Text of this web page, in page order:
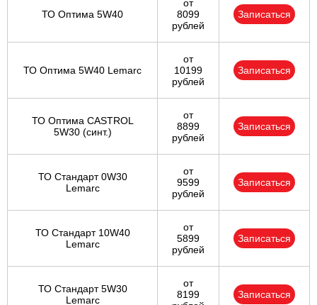
ТО Оптима 5W40
от
8099
рублей
Записаться
ТО Оптима 5W40 Lemarc
от
10199
рублей
Записаться
ТО Оптима CASTROL
5W30 (синт.)
от
8899
рублей
Записаться
ТО Стандарт 0W30
Lemarc
от
9599
рублей
Записаться
ТО Стандарт 10W40
Lemarc
от
5899
рублей
Записаться
ТО Стандарт 5W30
Lemarc
от
8199
Записаться